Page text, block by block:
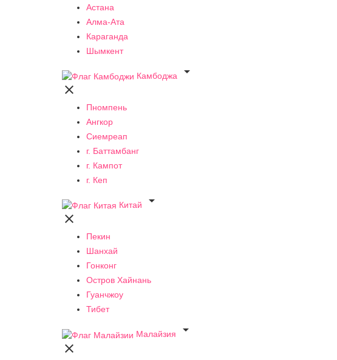
Астана
Алма-Ата
Караганда
Шымкент
Камбоджа


Пномпень
Ангкор
Сиемреап
г. Баттамбанг
г. Кампот
г. Кеп
Китай


Пекин
Шанхай
Гонконг
Остров Хайнань
Гуанчжоу
Тибет
Малайзия

